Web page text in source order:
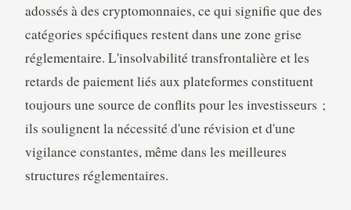
adossés à des cryptomonnaies, ce qui signifie que des
catégories spécifiques restent dans une zone grise
réglementaire. L'insolvabilité transfrontalière et les
retards de paiement liés aux plateformes constituent
toujours une source de conflits pour les investisseurs ;
ils soulignent la nécessité d'une révision et d'une
vigilance constantes, même dans les meilleures
structures réglementaires.